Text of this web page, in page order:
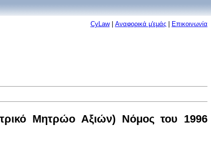
CyLaw| Αναφορικά μ'εμάς| Επικοινωνία
Μητρώο Αξιών) Νόμος του 1996